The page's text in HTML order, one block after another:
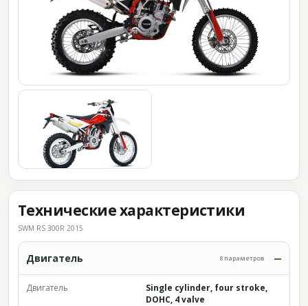
Технические характеристики
SWM RS 300R 2015
Двигатель 8 параметров
Двигатель
Single cylinder, four stroke,
DOHC, 4 valve